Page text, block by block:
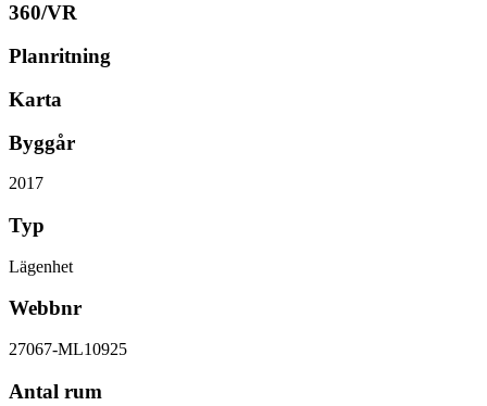
360/VR
Planritning
Karta
Byggår
2017
Typ
Lägenhet
Webbnr
27067-ML10925
Antal rum